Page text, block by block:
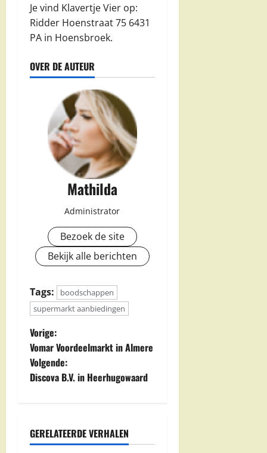
Je vind Klavertje Vier op:
Ridder Hoenstraat 75 6431
PA in Hoensbroek.
OVER DE AUTEUR
Mathilda
Administrator
Bezoek de site
Bekijk alle berichten
Tags:
boodschappen
supermarkt aanbiedingen
B
e
r
c
Vorige:
Vomar Voordeelmarkt in Almere
Volgende:
Discova B.V. in Heerhugowaard
GERELATEERDE VERHALEN